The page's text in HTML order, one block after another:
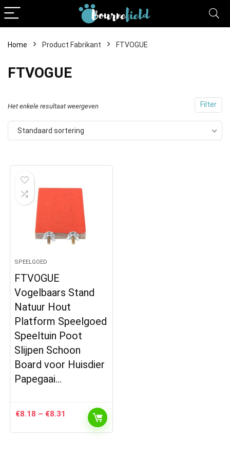
Home Product Fabrikant FTVOGUE
FTVOGUE
Filter
Het enkele resultaat weergeven
Standaard sortering
SPEELGOED
FTVOGUE
Vogelbaars Stand
Natuur Hout
Platform Speelgoed
Speeltuin Poot
Slijpen Schoon
Board voor Huisdier
Papegaai…
€8.18 – €8.31
Prijsklasse:
tot